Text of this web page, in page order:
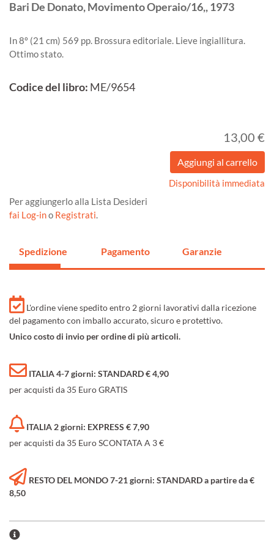
Bari De Donato, Movimento Operaio/16,,1973
In 8º (21 cm) 569 pp. Brossura editoriale. Lieve ingiallitura.
Ottimo stato.
Codice del libro: ME/9654
13,00 €
Disponibilità immediata
Per aggiungerlo alla Lista Desideri
fai Log-ino Registrati.
Spedizione Pagamento Garanzie
L'ordine viene spedito entro 2 giorni lavorativi dalla ricezione
del pagamento con imballo accurato, sicuro e protettivo.
Unico costo di invio per ordine di più articoli.
ITALIA 4-7 giorni: STANDARD € 4,90
per acquisti da 35 Euro GRATIS
ITALIA 2 giorni: EXPRESS € 7,90
per acquisti da 35 Euro SCONTATA A 3 €
RESTO DEL MONDO 7-21 giorni: STANDARD a partire da €
8,50